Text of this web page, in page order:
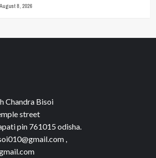
August 8, 2026
Chandra Bisoi
street
pin 761015 odisha.
,